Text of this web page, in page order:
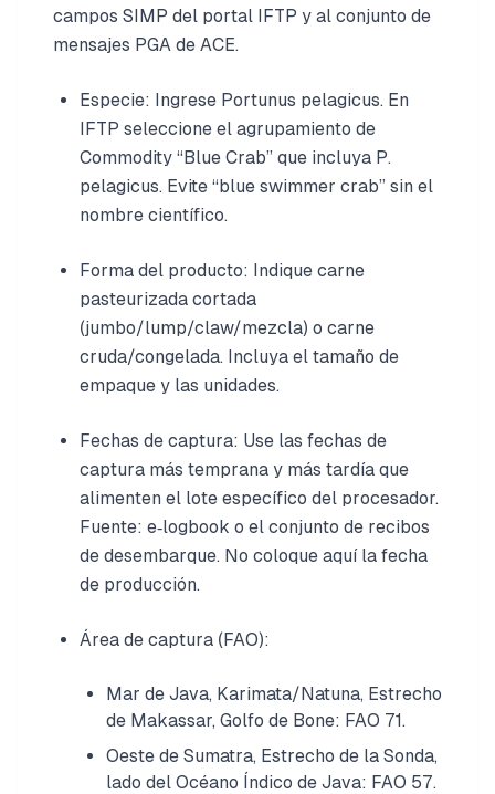
campos SIMP del portal IFTP y al conjunto de
mensajes PGA de ACE.
Especie: Ingrese Portunus pelagicus. En
IFTP seleccione el agrupamiento de
Commodity “Blue Crab” que incluya P.
pelagicus. Evite “blue swimmer crab” sin el
nombre científico.
Forma del producto: Indique carne
pasteurizada cortada
(jumbo/lump/claw/mezcla) o carne
cruda/congelada. Incluya el tamaño de
empaque y las unidades.
Fechas de captura: Use las fechas de
captura más temprana y más tardía que
alimenten el lote específico del procesador.
Fuente: e‑logbook o el conjunto de recibos
de desembarque. No coloque aquí la fecha
de producción.
Área de captura (FAO):
Mar de Java, Karimata/Natuna, Estrecho
de Makassar, Golfo de Bone: FAO 71.
Oeste de Sumatra, Estrecho de la Sonda,
lado del Océano Índico de Java: FAO 57.